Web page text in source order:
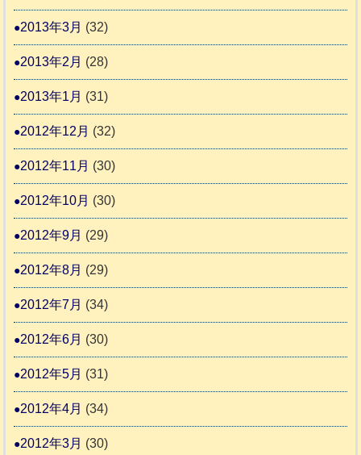
2013年3月 (32)
2013年2月 (28)
2013年1月 (31)
2012年12月 (32)
2012年11月 (30)
2012年10月 (30)
2012年9月 (29)
2012年8月 (29)
2012年7月 (34)
2012年6月 (30)
2012年5月 (31)
2012年4月 (34)
2012年3月 (30)